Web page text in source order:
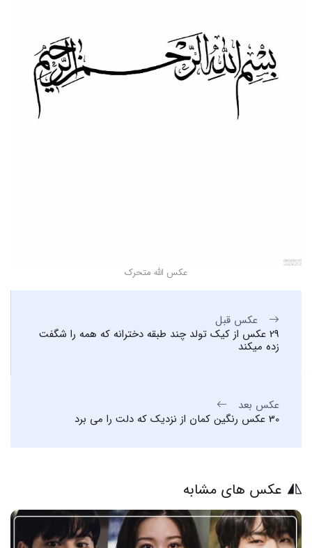
عکس الله متحرک
عکس قبل
29 عکس از کیک تولد چند طبقه دخترانه که همه را شگفت
زده میکند
عکس بعد
30 عکس رنگین کمان از نزدیک که دلت را می برد
عکس های مشابه